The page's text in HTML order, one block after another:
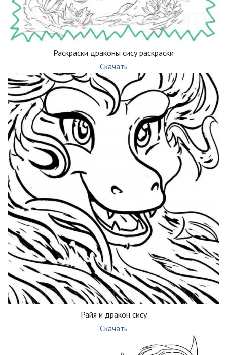
Раскраски драконы сису раскраски
Скачать
Райя и дракон сису
Скачать